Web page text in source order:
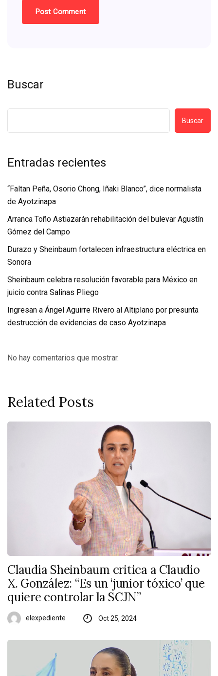
Buscar
Buscar
Entradas recientes
“Faltan Peña, Osorio Chong, Iñaki Blanco”, dice normalista
de Ayotzinapa
Arranca Toño Astiazarán rehabilitación del bulevar Agustín
Gómez del Campo
Durazo y Sheinbaum fortalecen infraestructura eléctrica en
Sonora
Sheinbaum celebra resolución favorable para México en
juicio contra Salinas Pliego
Ingresan a Ángel Aguirre Rivero al Altiplano por presunta
destrucción de evidencias de caso Ayotzinapa
No hay comentarios que mostrar.
Related Posts
Claudia Sheinbaum critica a Claudio
X. González: “Es un ‘junior tóxico’ que
quiere controlar la SCJN”
elexpediente Oct 25, 2024